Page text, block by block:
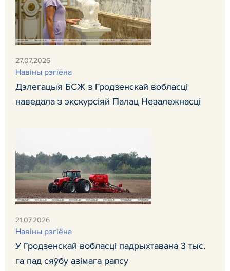
27.07.2026
Навiны рэгiёна
Дэлегацыя БСЖ з Гродзенскай вобласці
наведала з экскурсіяй Палац Незалежнасці
21.07.2026
Навiны рэгiёна
У Гродзенскай вобласці падрыхтавана 3 тыс.
га пад сяўбу азімага рапсу